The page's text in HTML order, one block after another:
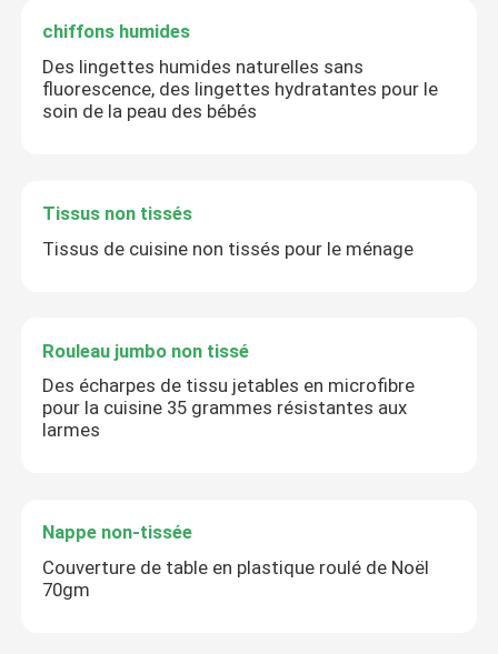
chiffons humides
Des lingettes humides naturelles sans
fluorescence, des lingettes hydratantes pour le
soin de la peau des bébés
Tissus non tissés
Tissus de cuisine non tissés pour le ménage
Rouleau jumbo non tissé
Des écharpes de tissu jetables en microfibre
pour la cuisine 35 grammes résistantes aux
larmes
Nappe non-tissée
Couverture de table en plastique roulé de Noël
70gm